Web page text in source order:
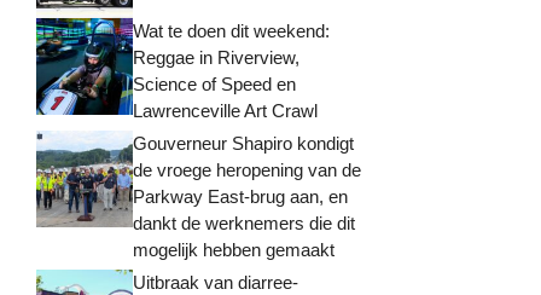
Wat te doen dit weekend:
Reggae in Riverview,
Science of Speed ​​en
Lawrenceville Art Crawl
Gouverneur Shapiro kondigt
de vroege heropening van de
Parkway East-brug aan, en
dankt de werknemers die dit
mogelijk hebben gemaakt
Uitbraak van diarree-